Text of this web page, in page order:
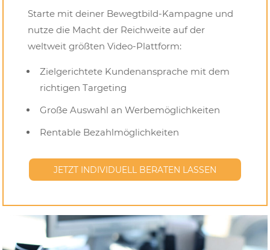
Starte mit deiner Bewegtbild-Kampagne und
nutze die Macht der Reichweite auf der
weltweit größten Video-Plattform:
Zielgerichtete Kundenansprache mit dem
richtigen Targeting
Große Auswahl an Werbemöglichkeiten
Rentable Bezahlmöglichkeiten
JETZT INDIVIDUELL BERATEN LASSEN